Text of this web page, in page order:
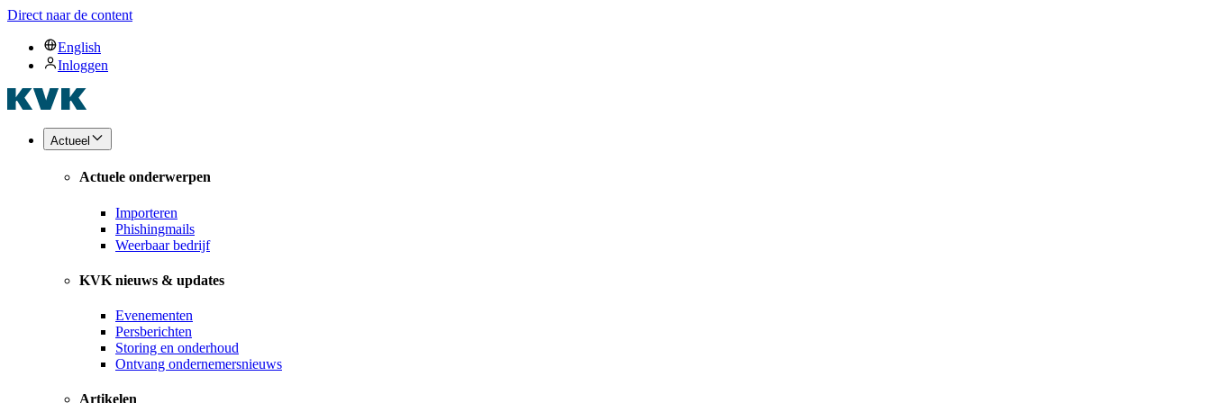
Direct naar de content
English
Inloggen
Actueel
Actuele onderwerpen
Importeren
Phishingmails
Weerbaar bedrijf
KVK nieuws & updates
Evenementen
Persberichten
Storing en onderhoud
Ontvang ondernemersnieuws
Artikelen